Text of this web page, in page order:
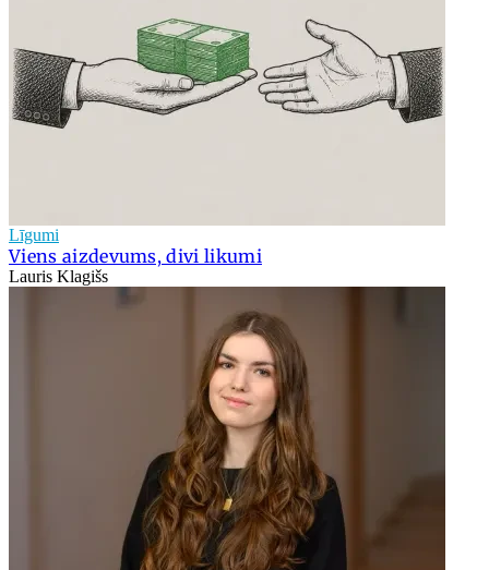
Līgumi
Viens aizdevums, divi likumi
Lauris Klagišs